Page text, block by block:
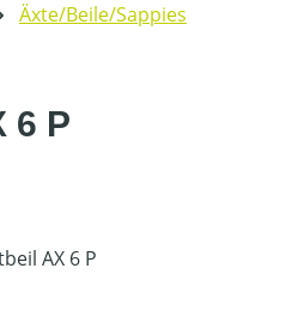
Äxte/Beile/Sappies
6 P